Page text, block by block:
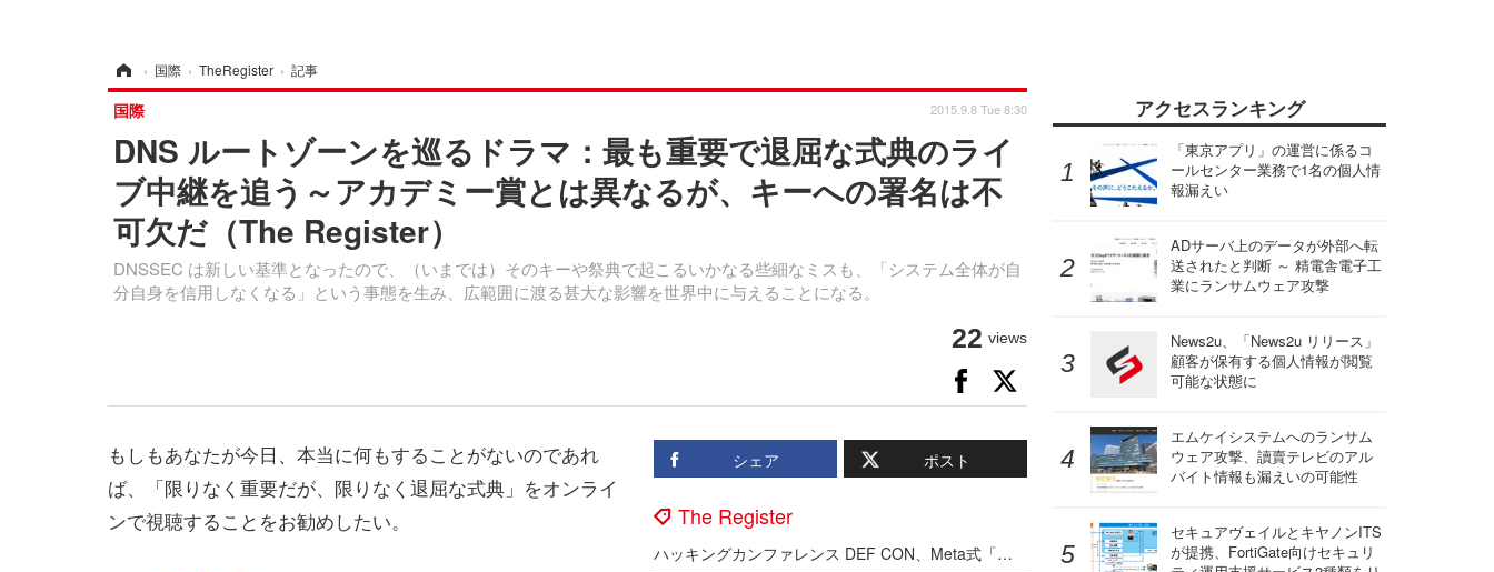
› 国際 › TheRegister › 記事
DNS ルートゾーンを巡るドラマ：最も重要で退屈な式典のライ
ブ中継を追う～アカデミー賞とは異なるが、キーへの署名は不
可欠だ（The Register）
DNSSEC は新しい基準となったので、（いまでは）そのキーや祭典で起こるいかなる些細なミスも、「システム全体が自
分自身を信用しなくなる」という事態を生み、広範囲に渡る甚大な影響を世界中に与えることになる。
国際 2015.9.8 Tue 8:30
22 views
シェア ポスト
The Register
ハッキングカンファレンス DEF CON、Meta式「変態メガネ」全面禁止（度付きもNG）広がるスマートグラス締め出し
もしもあなたが今日、本当に何もすることがないのであれ
ば、「限りなく重要だが、限りなく退屈な式典」をオンライ
ンで視聴することをお勧めしたい。
アクセスランキング
「東京アプリ」の運営に係るコ
ールセンター業務で1名の個人情
報漏えい
ADサーバ上のデータが外部へ転
送されたと判断 ～ 精電舎電子工
業にランサムウェア攻撃
News2u、「News2u リリース」
顧客が保有する個人情報が閲覧
可能な状態に
エムケイシステムへのランサム
ウェア攻撃、讀賣テレビのアル
バイト情報も漏えいの可能性
セキュアヴェイルとキヤノンITS
が提携、FortiGate向けセキュリ